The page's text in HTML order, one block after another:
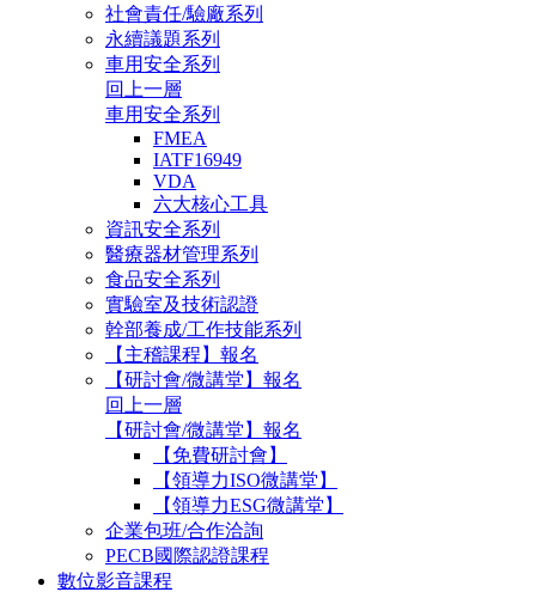
社會責任/驗廠系列
永續議題系列
車用安全系列
回上一層
車用安全系列
FMEA
IATF16949
VDA
六大核心工具
資訊安全系列
醫療器材管理系列
食品安全系列
實驗室及技術認證
幹部養成/工作技能系列
【主稽課程】報名
【研討會/微講堂】報名
回上一層
【研討會/微講堂】報名
【免費研討會】
【領導力ISO微講堂】
【領導力ESG微講堂】
企業包班/合作洽詢
PECB國際認證課程
數位影音課程